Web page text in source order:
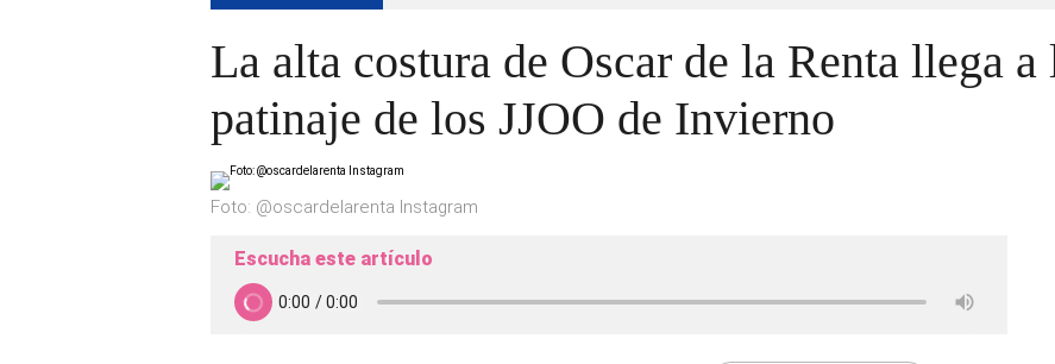
La alta costura de Oscar de la Renta llega a
patinaje de los JJOO de Invierno
Foto: @oscardelarenta Instagram
Escucha este artículo